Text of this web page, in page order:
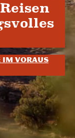
im Voraus